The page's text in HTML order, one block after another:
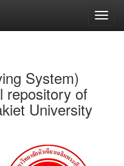
System)
repository of
University